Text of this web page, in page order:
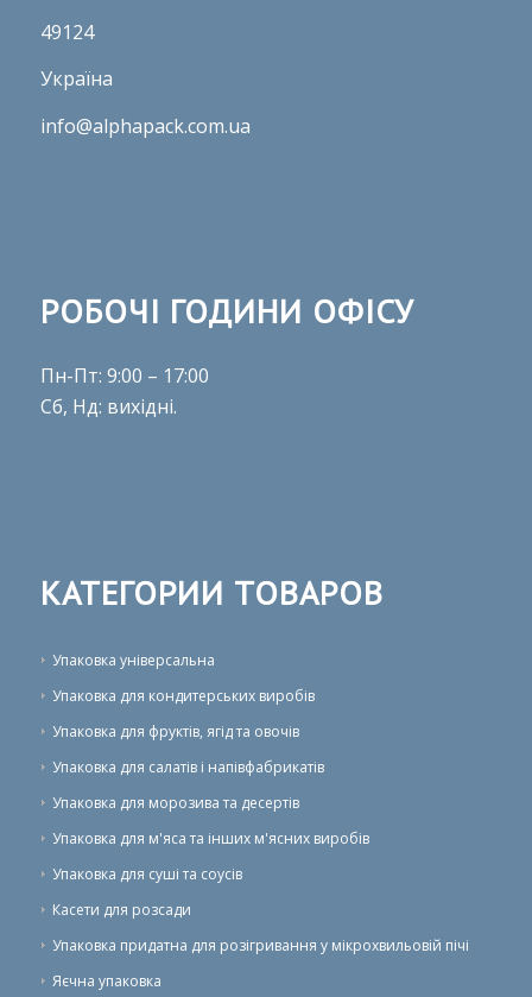
49124
Україна
info@alphapack.com.ua
РОБОЧІ ГОДИНИ ОФІСУ
Пн-Пт: 9:00 – 17:00
Сб, Нд: вихідні.
КАТЕГОРИИ ТОВАРОВ
Упаковка універсальна
Упаковка для кондитерських виробів
Упаковка для фруктів, ягід та овочів
Упаковка для салатів і напівфабрикатів
Упаковка для морозива та десертів
Упаковка для м'яса та інших м'ясних виробів
Упаковка для суші та соусів
Касети для розсади
Упаковка придатна для розігривання у мікрохвильовій пічі
Яєчна упаковка